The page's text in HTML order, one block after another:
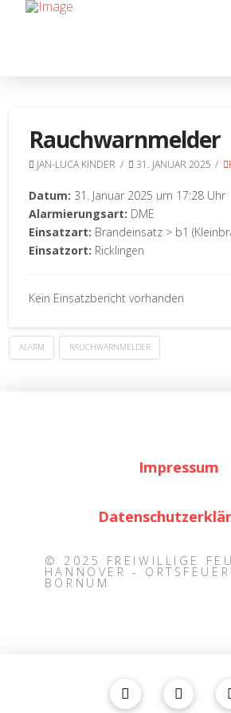
Rauchwarnmelder
JAN-LUCA KINDER 31. JANUAR 2025
Datum: 31. Januar 2025 um 17:28 Uhr
Alarmierungsart: DME
Einsatzart: Brandeinsatz > b1
Einsatzort: Ricklingen
Kein Einsatzbericht vorhanden
ALARM RAUCHWARNMELDER
Impressum
© 2025 FREIWILLIGE
HANNOVER -
BORNUM